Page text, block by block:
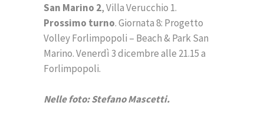
San Marino 2, Villa Verucchio 1.
Prossimo turno. Giornata 8: Progetto
Volley Forlimpopoli – Beach & Park San
Marino. Venerdì 3 dicembre alle 21.15 a
Forlimpopoli.
Nelle foto: Stefano Mascetti.